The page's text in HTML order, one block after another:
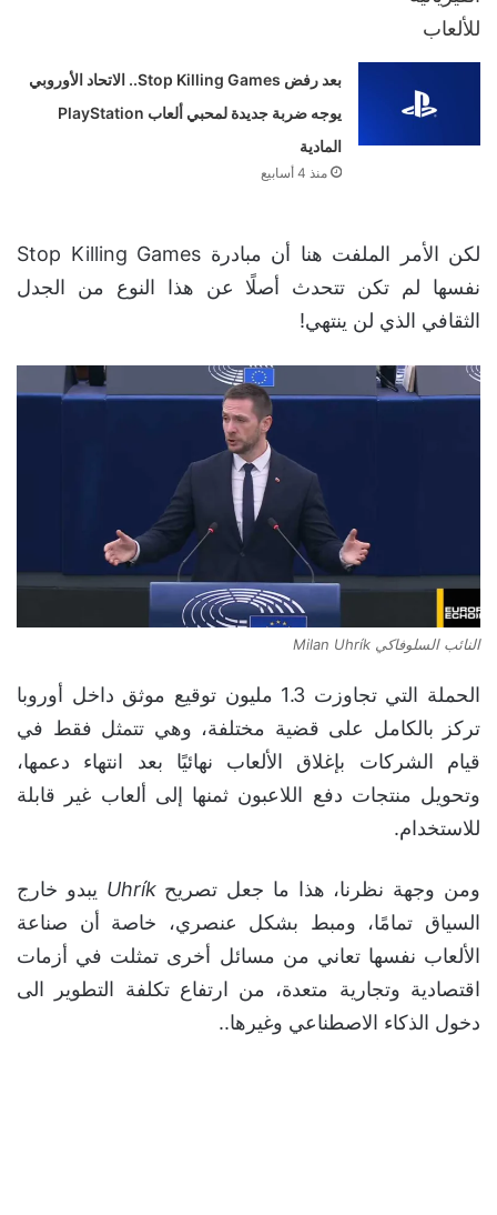
بعد رفض Stop Killing Games.. الاتحاد الأوروبي
يوجه ضربة جديدة لمحبي ألعاب PlayStation
المادية
منذ 4 أسابيع
لكن الأمر الملفت هنا أن مبادرة Stop Killing Games
نفسها لم تكن تتحدث أصلًا عن هذا النوع من الجدل
الثقافي الذي لن ينتهي!
النائب السلوفاكي Milan Uhrík
الحملة التي تجاوزت 1.3 مليون توقيع موثق داخل أوروبا
تركز بالكامل على قضية مختلفة، وهي تتمثل فقط في
قيام الشركات بإغلاق الألعاب نهائيًا بعد انتهاء دعمها،
وتحويل منتجات دفع اللاعبون ثمنها إلى ألعاب غير قابلة
للاستخدام.
ومن وجهة نظرنا، هذا ما جعل تصريحUhrík يبدو خارج
السياق تمامًا، ومبط بشكل عنصري، خاصة أن صناعة
الألعاب نفسها تعاني من مسائل أخرى تمثلت في أزمات
اقتصادية وتجارية متعدة، من ارتفاع تكلفة التطوير الى
دخول الذكاء الاصطناعي وغيرها..